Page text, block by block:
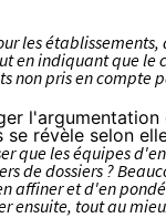
les
en indiquant que
non pris en compte
révèle selon
que les équipes
de dossiers ?
affiner et d'en
ensuite, tout au